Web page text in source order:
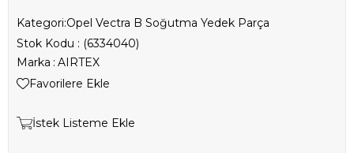
Kategori:Opel Vectra B Soğutma Yedek Parça
Stok Kodu
(6334040)
Marka : AIRTEX
Favorilere Ekle
İstek Listeme Ekle